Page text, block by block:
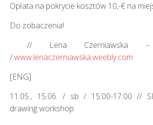
Opłata na pokrycie kosztów 10,-€ na
Do zobaczenia!
// Lena Czerniawska –
/www.lenaczerniawska.weebly.com
[ENG]
11.05., 15.06. / sb / 15:00-17:00 //
drawing workshop